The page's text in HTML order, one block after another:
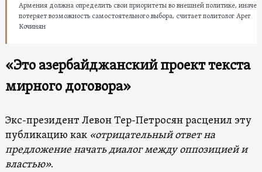
Армения должна определить свои приоритеты во внешней политике, иначе
потеряет возможность самостоятельного выбора, считает политолог Арег
Кочинян
«Это азербайджанский проект текста
мирного договора»
Экс-президент Левон Тер-Петросян расценил эту
публикацию как «отрицательный ответ на
предложение начать диалог между оппозицией и
властью».